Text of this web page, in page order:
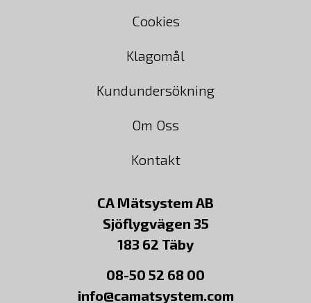
Cookies
Klagomål
Kundundersökning
Om Oss
Kontakt
CA Mätsystem AB
Sjöflygvägen 35
183 62 Täby
08-50 52 68 00
info@camatsystem.com